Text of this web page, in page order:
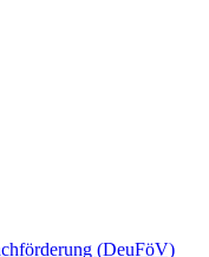
(DeuFöV)